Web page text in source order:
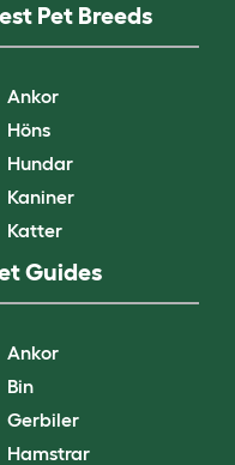
Pet Breeds
Ankor
Höns
Hundar
Kaniner
Katter
Guides
Ankor
Bin
Gerbiler
Hamstrar